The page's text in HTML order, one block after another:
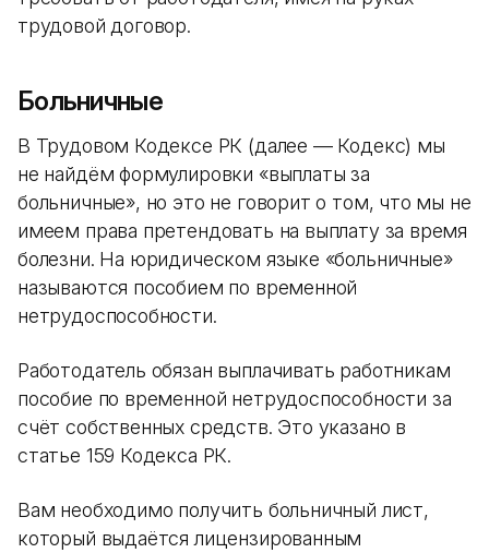
трудовой договор.
Больничные
В Трудовом Кодексе РК (далее — Кодекс) мы
не найдём формулировки «выплаты за
больничные», но это не говорит о том, что мы не
имеем права претендовать на выплату за время
болезни. На юридическом языке «больничные»
называются пособием по временной
нетрудоспособности.
Работодатель обязан выплачивать работникам
пособие по временной нетрудоспособности за
счёт собственных средств. Это указано в
статье 159 Кодекса РК.
Вам необходимо получить больничный лист,
который выдаётся лицензированным